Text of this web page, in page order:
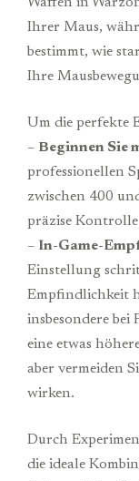
Ihrer Maus,
bestimmt, wie
Ihre
Um die perfekte
– Beginnen Sie
professionellen
zwischen 400
präzise
– In-Game-
Einstellung
Empfindlichkeit
insbesondere
eine etwas
aber vermeiden
wirken.
Durch
die ideale